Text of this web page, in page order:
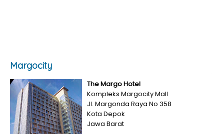
Margocity
The Margo Hotel
Kompleks Margocity Mall
Jl. Margonda Raya No 358
Kota Depok
Jawa Barat